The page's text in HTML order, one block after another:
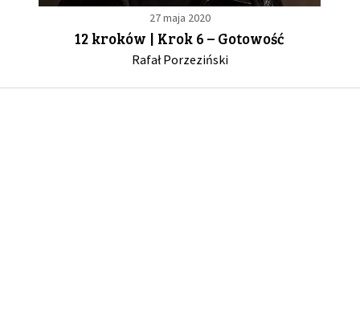
GALERIA
DRUŻYNA
27 maja 2020
12 kroków | Krok 6 – Gotowość
Rafał Porzeziński